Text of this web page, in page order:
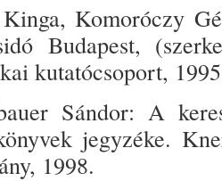
Komoróczy
Budapest,
kutatócsoport,
Sándor: A
jegy­zéke.
1998.